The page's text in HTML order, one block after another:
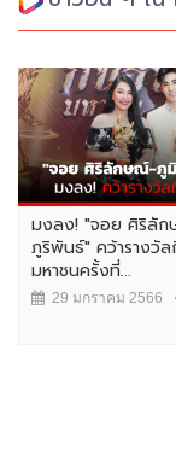
มงลง! "จอย ศิริลั
ภูริพันธ์" คว้ารางวั
มหาชนครั้งที่...
29 มกราคม 2566